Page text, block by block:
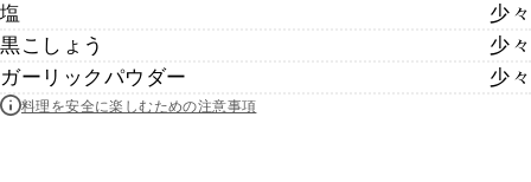
塩
少々
黒こしょう
少々
ガーリックパウダー
少々
料理を安全に楽しむための注意事項